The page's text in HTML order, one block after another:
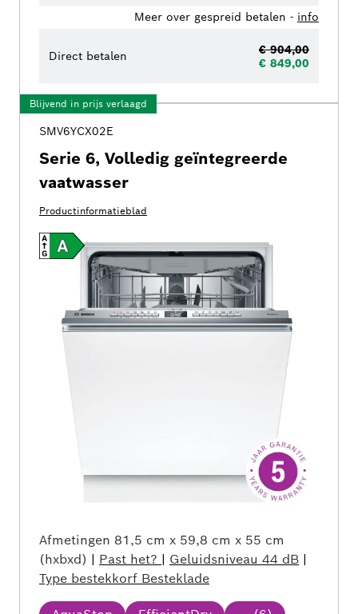
Meer over gespreid betalen - info
Direct betalen
€ 904,00
€ 849,00
Blijvend in prijs verlaagd
SMV6YCX02E
Serie 6, Volledig geïntegreerde
vaatwasser
Productinformatieblad
Afmetingen 81,5 cm x 59,8 cm x 55 cm
(hxbxd) | Past het? | Geluidsniveau 44 dB |
Type bestekkorf Besteklade